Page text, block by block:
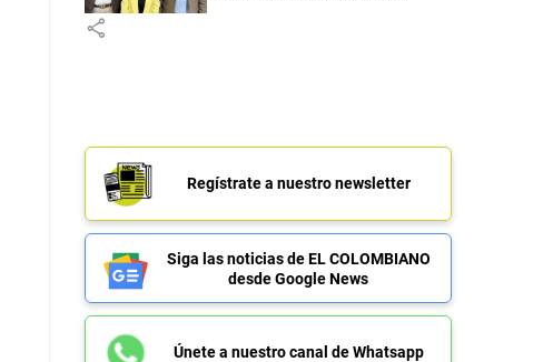
share
Regístrate a nuestro newsletter
Siga las noticias de EL COLOMBIANO
desde Google News
Únete a nuestro canal de Whatsapp